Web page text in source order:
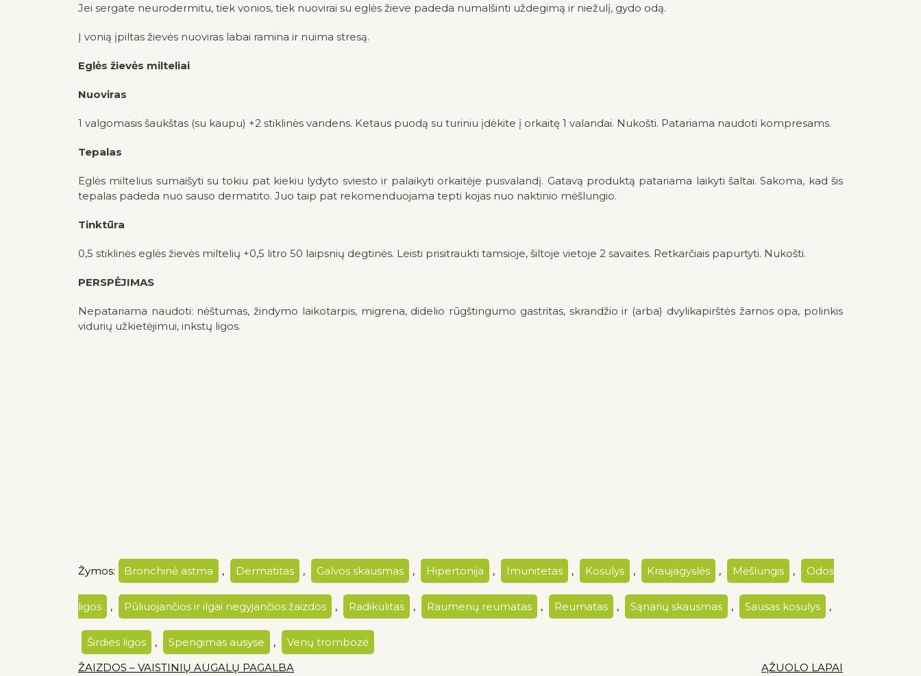
Jei sergate neurodermitu, tiek vonios, tiek nuovirai su eglės žieve padeda numalšinti uždegimą ir niežulį, gydo odą.
Į vonią įpiltas žievės nuoviras labai ramina ir nuima stresą.
Eglės žievės milteliai
Nuoviras
1 valgomasis šaukštas (su kaupu) +2 stiklinės vandens. Ketaus puodą su turiniu įdėkite į orkaitę 1 valandai. Nukošti. Patariama naudoti kompresams.
Tepalas
Eglės miltelius sumaišyti su tokiu pat kiekiu lydyto sviesto ir palaikyti orkaitėje pusvalandį. Gatavą produktą patariama laikyti šaltai. Sakoma, kad šis
tepalas padeda nuo sauso dermatito. Juo taip pat rekomenduojama tepti kojas nuo naktinio mėšlungio.
Tinktūra
0,5 stiklinės eglės žievės miltelių +0,5 litro 50 laipsnių degtinės. Leisti prisitraukti tamsioje, šiltoje vietoje 2 savaites. Retkarčiais papurtyti. Nukošti.
PERSPĖJIMAS
Nepatariama naudoti: nėštumas, žindymo laikotarpis, migrena, didelio rūgštingumo gastritas, skrandžio ir (arba) dvylikapirštės žarnos opa, polinkis
vidurių užkietėjimui, inkstų ligos.
Žymos: Bronchinė astma , Dermatitas , Galvos skausmas , Hipertonija , Imunitetas , Kosulys , Kraujagyslės , Mėšlungis , Odos
ligos , Pūliuojančios ir ilgai negyjančios žaizdos , Radikulitas , Raumenų reumatas , Reumatas , Sąnarių skausmas , Sausas kosulys ,
Širdies ligos , Spengimas ausyse ,
Venų trombozė
ŽAIZDOS – VAISTINIŲ AUGALŲ PAGALBA
ĄŽUOLO LAPAI